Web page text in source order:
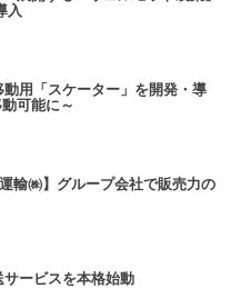
入
用「スケーター」を開発・導
可能に～
輸㈱】グループ会社で販売力の
ービスを本格始動